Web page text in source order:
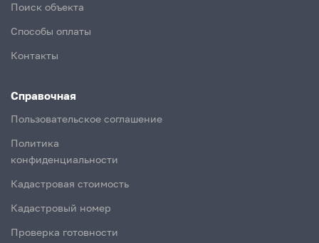
Поиск объекта
Способы оплаты
Контакты
Справочная
Пользовательское соглашение
Политика
конфиденциальности
Кадастровая стоимость
Кадастровый номер
Проверка готовности